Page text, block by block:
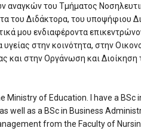
αναγκών του Τμήματος
του Διδάκτορα, του υποψήφιου
μου ενδιαφέροντα
στην κοινότητα, στην
και στην Οργάνωση και Διοίκηση
Ministry of Education. I have a BSc
well as a BSc in Business
from the Faculty of